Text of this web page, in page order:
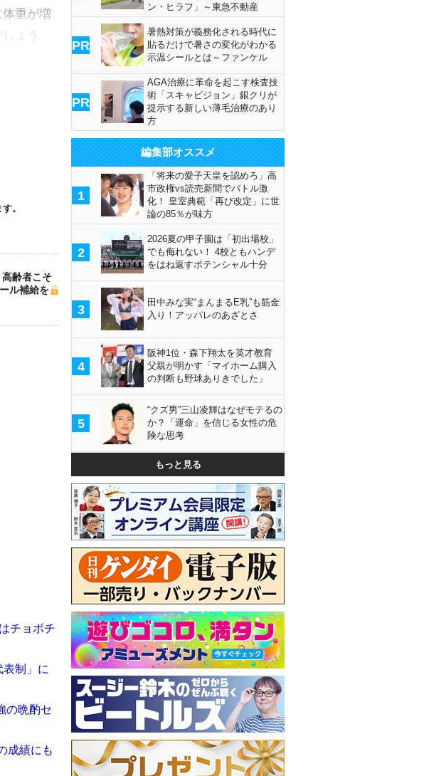
重が増
ょう
。
齢者こそ
ル補給を
チョボチ
制」に
の晩酌セ
成績にも
ン・ヒラフ」～東急不動産
PR
暑熱対策が義務化される時代に
貼るだけで暑さの変化がわかる
示温シールとは～ファンケル
PR
AGA治療に革命を起こす検査技
術「スキャビジョン」銀クリが
提示する新しい薄毛治療のあり
方
編集部オススメ
1
「将来の愛子天皇を認めろ」高
市政権vs読売新聞でバトル激
化！ 皇室典範「再び改定」に世
論の85％が味方
2
2026夏の甲子園は「初出場校」
でも侮れない！ 4校ともハンデ
をはね返すポテンシャル十分
3
田中みな実“まんまるE乳”も筋金
入り！アッパレのあざとさ
4
阪神1位・森下翔太を英才教育
父親が明かす「マイホーム購入
の判断も野球ありきでした」
5
“クズ男”三山凌輝はなぜモテるの
か？「運命」を信じる女性の危
険な思考
もっと見る